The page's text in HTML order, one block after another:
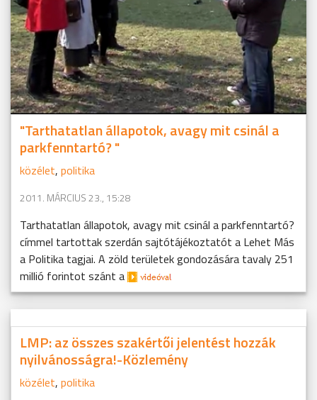
"Tarthatatlan állapotok, avagy mit csinál a
parkfenntartó? "
közélet, politika
2011. MÁRCIUS 23., 15:28
Tarthatatlan állapotok, avagy mit csinál a parkfenntartó?
címmel tartottak szerdán sajtótájékoztatót a Lehet Más
a Politika tagjai. A zöld területek gondozására tavaly 251
millió forintot szánt a
LMP: az összes szakértői jelentést hozzák
nyilvánosságra!-Közlemény
közélet, politika